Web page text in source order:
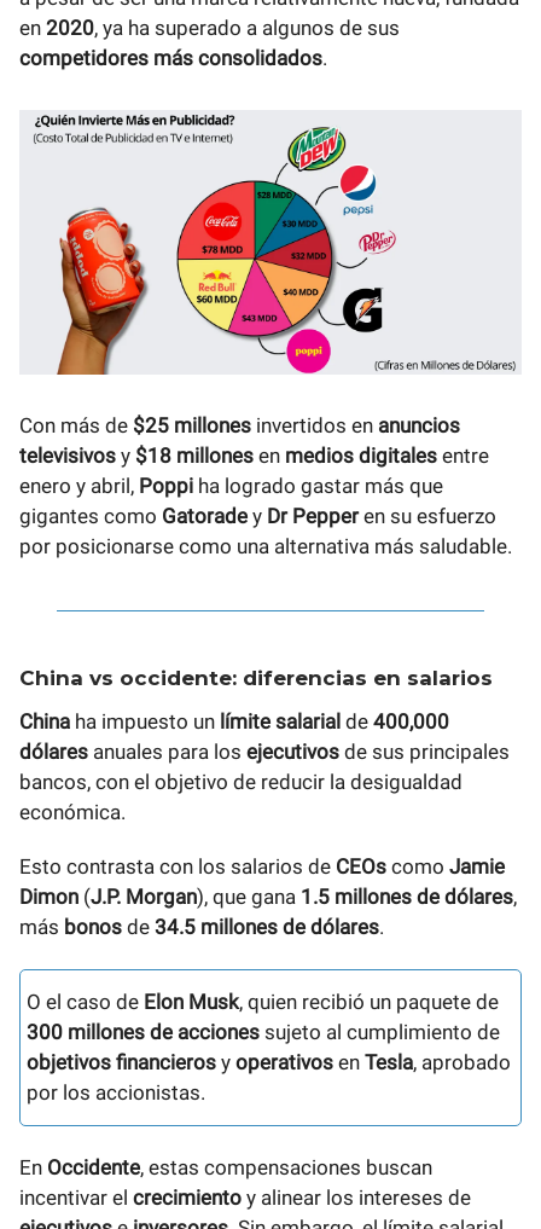
en 2020, ya ha superado a algunos de sus
competidores más consolidados.
Con más de $25 millones invertidos en anuncios
televisivos y $18 millones en medios digitales entre
enero y abril, Poppi ha logrado gastar más que
gigantes como Gatorade y Dr Pepperen su esfuerzo
por posicionarse como una alternativa más saludable.
China vs occidente: diferencias en salarios
China ha impuesto un límite salarial de 400,000
dólares anuales para los ejecutivos de sus principales
bancos, con el objetivo de reducir la desigualdad
económica.
Esto contrasta con los salarios de CEOs como Jamie
Dimon (J.P. Morgan), que gana 1.5 millones de dólares,
más bonos de 34.5 millones de dólares.
O el caso de Elon Musk, quien recibió un paquete de
300 millones de acciones sujeto al cumplimiento de
objetivos financieros y operativos en Tesla, aprobado
por los accionistas.
En Occidente, estas compensaciones buscan
incentivar el crecimiento y alinear los intereses de